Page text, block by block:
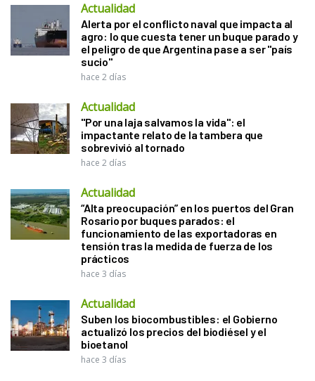
Actualidad
Alerta por el conflicto naval que impacta al
agro: lo que cuesta tener un buque parado y
el peligro de que Argentina pase a ser "país
sucio"
hace 2 días
Actualidad
"Por una laja salvamos la vida": el
impactante relato de la tambera que
sobrevivió al tornado
hace 2 días
Actualidad
“Alta preocupación” en los puertos del Gran
Rosario por buques parados: el
funcionamiento de las exportadoras en
tensión tras la medida de fuerza de los
prácticos
hace 3 días
Actualidad
Suben los biocombustibles: el Gobierno
actualizó los precios del biodiésel y el
bioetanol
hace 3 días